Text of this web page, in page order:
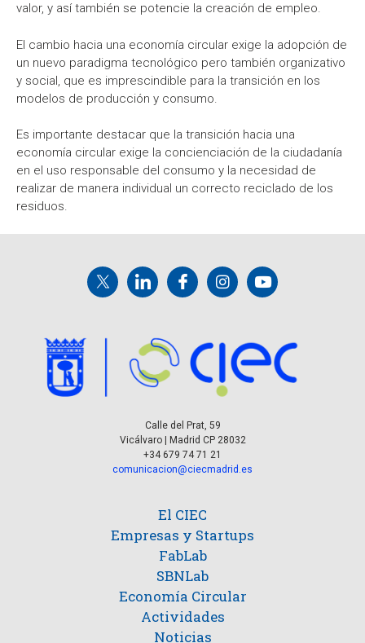
valor, y así también se potencie la creación de empleo.
El cambio hacia una economía circular exige la adopción de
un nuevo paradigma tecnológico pero también organizativo
y social, que es imprescindible para la transición en los
modelos de producción y consumo.
Es importante destacar que la transición hacia una
economía circular exige la concienciación de la ciudadanía
en el uso responsable del consumo y la necesidad de
realizar de manera individual un correcto reciclado de los
residuos.
Calle del Prat, 59
Vicálvaro | Madrid CP 28032
+34 679 74 71 21
comunicacion@ciecmadrid.es
El CIEC
Empresas y Startups
FabLab
SBNLab
Economía Circular
Actividades
Noticias